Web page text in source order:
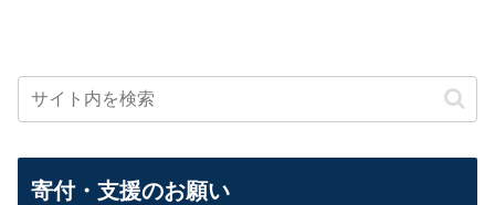
寄付・支援のお願い